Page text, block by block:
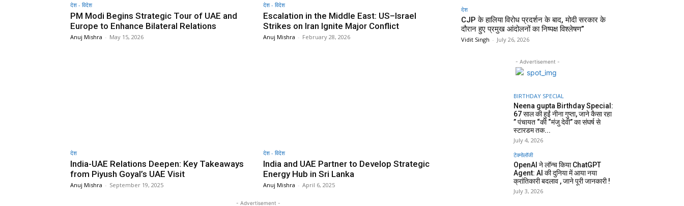
देश - विदेश
PM Modi Begins Strategic Tour of UAE and
Europe to Enhance Bilateral Relations
Anuj Mishra - May 15, 2026
देश - विदेश
Escalation in the Middle East: US–Israel
Strikes on Iran Ignite Major Conflict
Anuj Mishra - February 28, 2026
देश
India-UAE Relations Deepen: Key Takeaways
from Piyush Goyal’s UAE Visit
Anuj Mishra - September 19, 2025
देश - विदेश
India and UAE Partner to Develop Strategic
Energy Hub in Sri Lanka
Anuj Mishra - April 6, 2025
- Advertisement -
देश
CJP के हालिया विरोध प्रदर्शन के बाद, मोदी सरकार के
दौरान हुए प्रमुख आंदोलनों का निष्पक्ष विश्लेषण”
Vidit Singh - July 26, 2026
- Advertisement -
BIRTHDAY SPECIAL
Neena gupta Birthday Special:
67 साल की हुईं नीना गुप्ता, जाने कैसा रहा
” पंचायत “की “मंजु देवी” का संघर्ष से
स्टारडम तक...
July 4, 2026
टेक्नोलॉजी
OpenAI ने लॉन्च किया ChatGPT
Agent: AI की दुनिया में आया नया
क्रांतिकारी बदलाव , जाने पूरी जानकारी !
July 3, 2026